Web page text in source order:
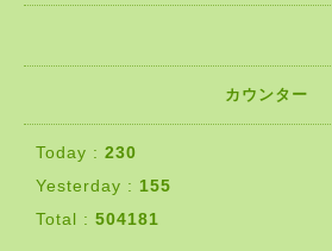
カウンター
Today : 230
Yesterday : 155
Total : 504181